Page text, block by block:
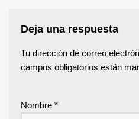
Deja una respuesta
Tu dirección de correo
campos obligatorios están
Nombre *